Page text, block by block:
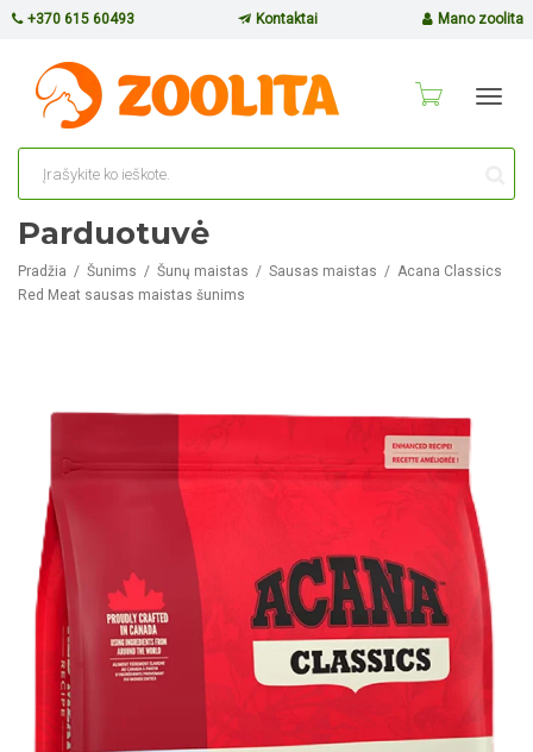
+370 615 60493 Kontaktai Mano zoolita
Parduotuvė
Pradžia Šunims Šunų maistas Sausas maistas
Acana Classics
Red Meat sausas maistas šunims